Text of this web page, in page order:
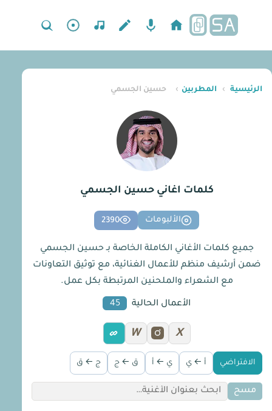
الرئيسية › المطربين › حسين الجسمي
كلمات اغاني حسين الجسمي
الألبومات 2390
جميع كلمات الأغاني الكاملة الخاصة بـ حسين الجسمي
ضمن أرشيف منظم للأعمال الغنائية، مع توثيق التعاونات
مع الشعراء والملحنين المرتبطة بكل عمل.
الأعمال الحالية 45
X
W
الافتراضي أ ← ي ي ← أ ق ← ج ج ← ق
مسح